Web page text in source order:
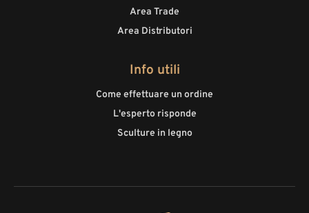
Area Trade
Area Distributori
Info utili
Come effettuare un ordine
L'esperto risponde
Sculture in legno